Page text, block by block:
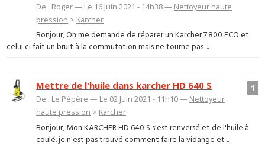
De : Roger — Le 16 Juin 2021 - 14h38 — Nettoyeur haute
pression > Kärcher
Bonjour, On me demande de réparer un Karcher 7.800 ECO et
celui ci fait un bruit à la commutation mais ne tourne pas ...
1
Mettre de l'huile dans karcher HD 640 S
De : Le Pépère — Le 02 Juin 2021 - 11h10 — Nettoyeur
haute pression > Kärcher
Bonjour, Mon KARCHER HD 640 S s'est renversé et de l'huile à
coulé. je n'est pas trouvé comment faire la vidange et ...